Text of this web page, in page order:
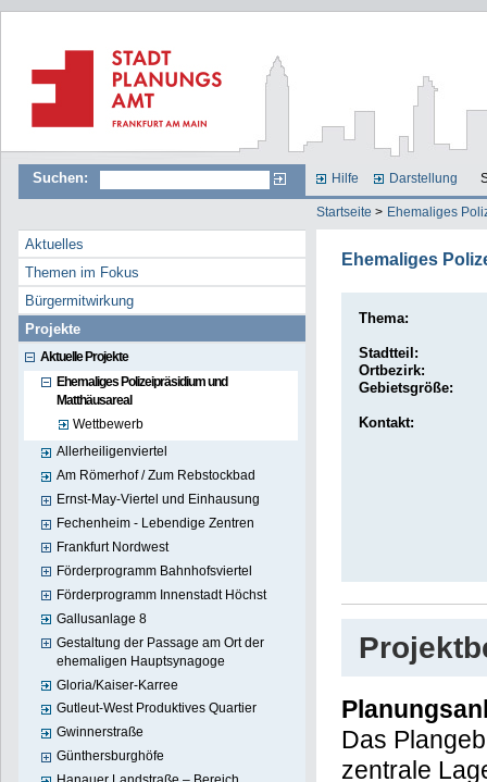
Suchen: Hilfe Darstellung
Startseite > Ehemaliges
Aktuelles
Themen im Fokus
Bürgermitwirkung
Projekte
Aktuelle Projekte
Ehemaliges Polizeipräsidium und
Matthäusareal
Wettbewerb
Allerheiligenviertel
Am Römerhof / Zum Rebstockbad
Ernst-May-Viertel und Einhausung
Fechenheim - Lebendige Zentren
Frankfurt Nordwest
Förderprogramm Bahnhofsviertel
Förderprogramm Innenstadt Höchst
Gallusanlage 8
Gestaltung der Passage am Ort der
ehemaligen Hauptsynagoge
Gloria/Kaiser-Karree
Gutleut-West Produktives Quartier
Gwinnerstraße
Günthersburghöfe
Ehemaliges
Thema:
Stadtteil:
Ortbezirk:
Gebietsgröße:
Kontakt:
Das
zentrale